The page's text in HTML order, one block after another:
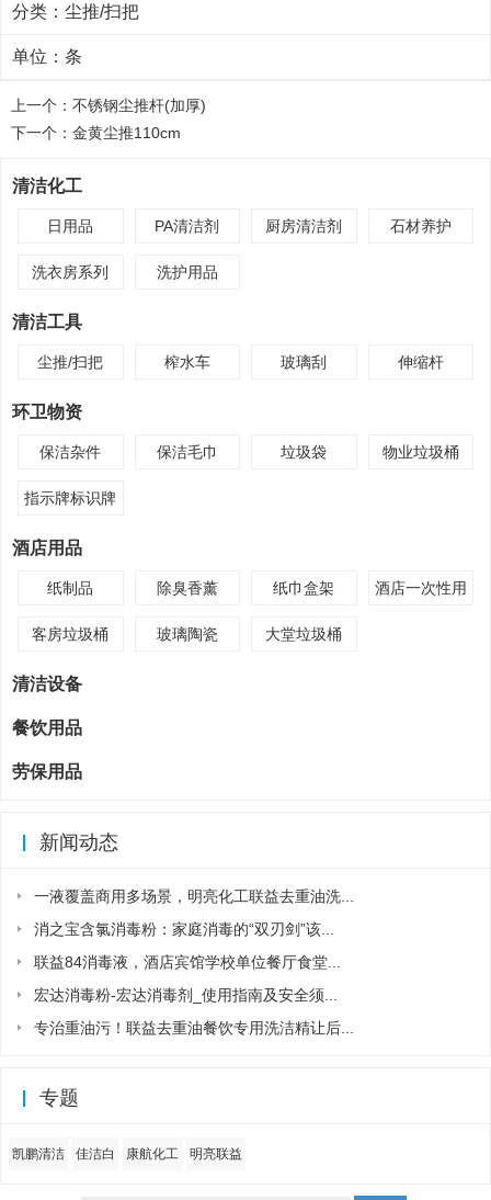
分类： 尘推/扫把
单位：条
上一个： 不锈钢尘推杆(加厚)
下一个： 金黄尘推110cm
清洁化工
日用品 PA清洁剂 厨房清洁剂 石材养护
洗衣房系列 洗护用品
清洁工具
尘推/扫把 榨水车 玻璃刮 伸缩杆
环卫物资
保洁杂件 保洁毛巾 垃圾袋 物业垃圾桶
指示牌标识牌
酒店用品
纸制品 除臭香薰 纸巾盒架
酒店一次性用
客房垃圾桶 玻璃陶瓷 大堂垃圾桶
清洁设备
餐饮用品
劳保用品
新闻动态
一液覆盖商用多场景，明亮化工联益去重油洗...
消之宝含氯消毒粉：家庭消毒的“双刃剑”该...
联益84消毒液，酒店宾馆学校单位餐厅食堂...
宏达消毒粉-宏达消毒剂_使用指南及安全须...
专治重油污！联益去重油餐饮专用洗洁精让后...
专题
凯鹏清洁 佳洁白 康航化工 明亮联益